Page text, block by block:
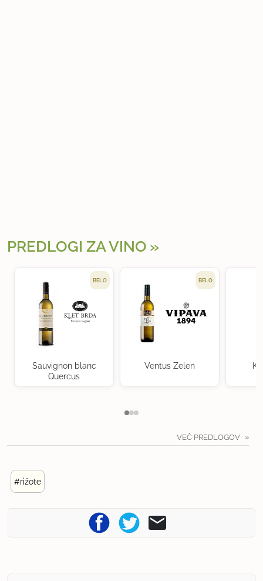
PREDLOGI ZA VINO
BELO
Sauvignon blanc
Quercus
BELO
Ventus Zelen
VEČ PREDLOGOV
#rižote